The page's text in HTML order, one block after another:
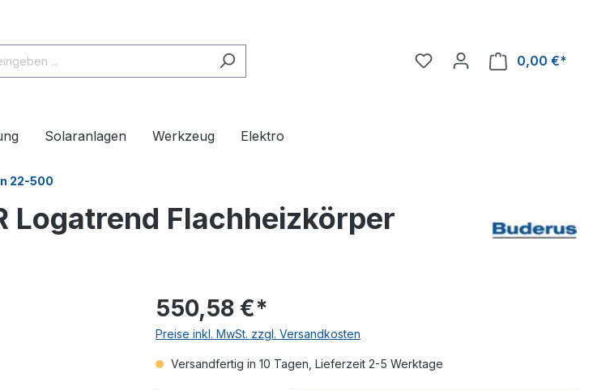
0,00 €*
Solaranlagen Werkzeug Elektro
22-500
Flachheizkörper
550,58 €*
Preise inkl. MwSt. zzgl. Versandkosten
Versandfertig in 10 Tagen, Lieferzeit 2-5 Werktage